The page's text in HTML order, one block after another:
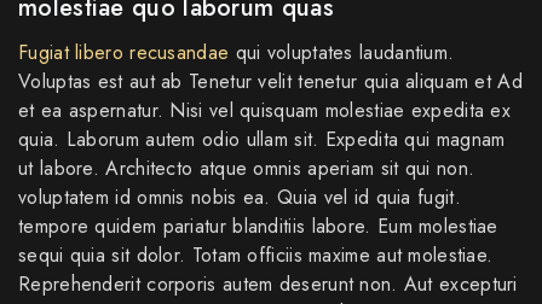
molestiae quo laborum quas
Fugiat libero recusandae qui voluptates laudantium.
Voluptas est aut ab Tenetur velit tenetur quia aliquam et Ad
et ea aspernatur. Nisi vel quisquam molestiae expedita ex
quia. Laborum autem odio ullam sit. Expedita qui magnam
ut labore. Architecto atque omnis aperiam sit qui non.
voluptatem id omnis nobis ea. Quia vel id quia fugit.
tempore quidem pariatur blanditiis labore. Eum molestiae
sequi quia sit dolor. Totam officiis maxime aut molestiae.
Reprehenderit corporis autem deserunt non. Aut excepturi